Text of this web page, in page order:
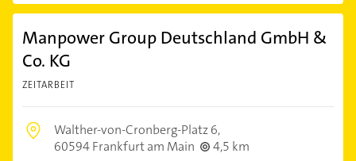
Manpower Group Deutschland GmbH &
Co. KG
ZEITARBEIT
Walther-von-Cronberg-Platz 6,
60594 Frankfurt am Main
4,5 km